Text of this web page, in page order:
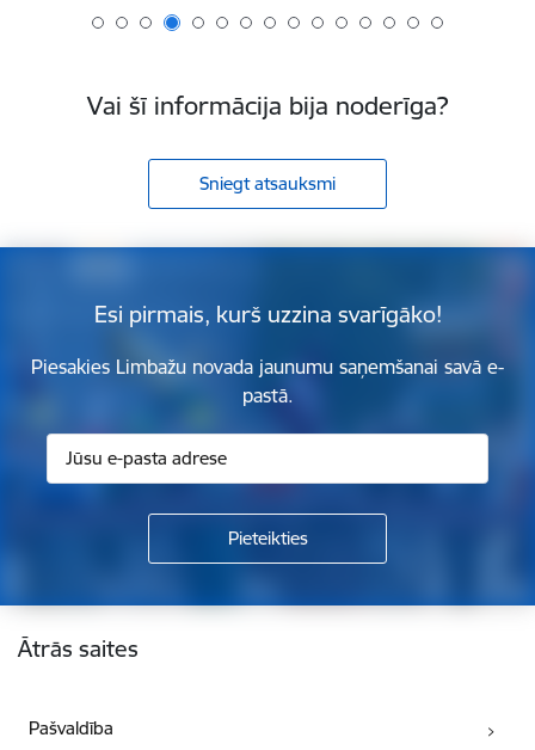
Vai šī informācija bija noderīga?
Sniegt atsauksmi
Esi pirmais, kurš uzzina svarīgāko!
Piesakies Limbažu novada jaunumu saņemšanai savā e-
pastā.
Kājene
Ātrās saites
Pašvaldība